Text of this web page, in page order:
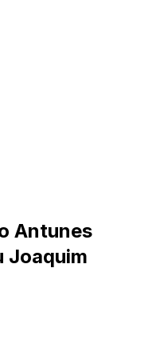
Antunes
Joaquim